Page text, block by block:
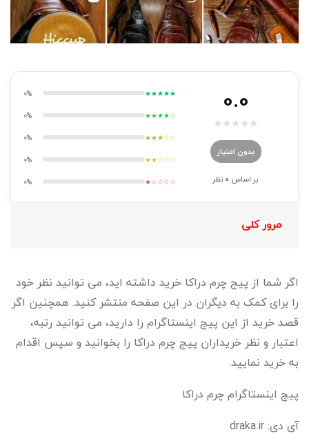
0.0
★
★
★
★
★
بدون امتیاز
بر اساس 0 نظر
★★★★★
0%
★★★★☆
0%
★★★☆☆
0%
★★☆☆☆
0%
★☆☆☆☆
0%
مرور کلی
اگر شما از پیج چرم دراکا خرید داشته اید، می توانید نظر خود
را برای کمک به دیگران در این صفحه منتشر کنید. همچنین اگر
قصد خرید از این پیج اینستاگرام را دارید، می توانید رتبه،
اعتبار و نظر خریداران پیج چرم دراکا را بخوانید و سپس اقدام
به خرید نمایید.
پیج اینستاگرام چرم دراکا
آی دی: draka.ir